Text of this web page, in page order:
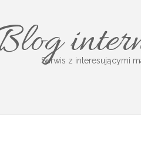
Serwis z interesującymi